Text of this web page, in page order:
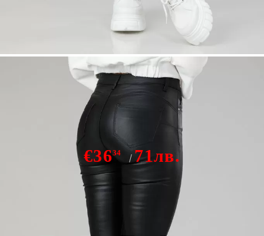
Дамски панталон Черен Aylin #A5
€3634 71лв.
В наличност